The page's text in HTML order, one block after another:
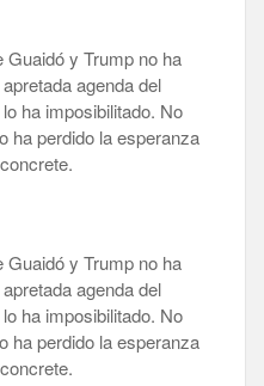
Guaidó y Trump no ha
agenda del
ha imposibilitado. No
ha perdido la esperanza
Guaidó y Trump no ha
agenda del
ha imposibilitado. No
ha perdido la esperanza